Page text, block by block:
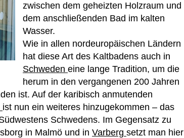
zwischen dem geheizten Holzraum und
dem anschließenden Bad im kalten
Wasser.
Wie in allen nordeuropäischen Ländern
hat diese Art des Kaltbadens auch in
Schweden eine lange Tradition, um die
herum in den vergangenen 200 Jahren
ist. Auf der karibisch anmutenden
ist nun ein weiteres hinzugekommen – das
Schwedens. Im Gegensatz zu
in Malmö und in Varberg setzt man hier